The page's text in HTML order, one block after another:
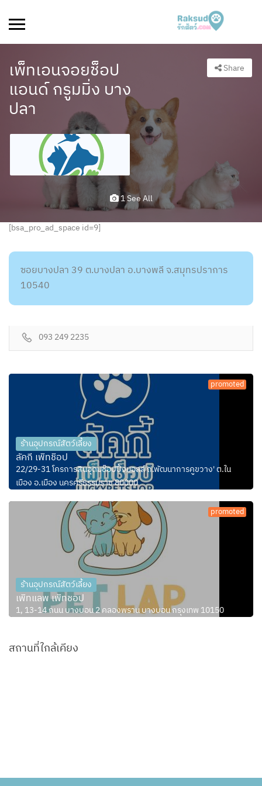
เพ็ทเอนจอยช็อป
แอนด์ กรูมมิ่ง บาง
ปลา
Share
1 See All
[bsa_pro_ad_space id=9]
ซอยบางปลา 39 ต.บางปลา อ.บางพลี จ.สมุทรปราการ
10540
093 249 2235
promoted
ร้านอุปกรณ์สัตว์เลี้ยง
ลัคกี้ เพ็ทช็อป
22/29-31 โครการสินอุดมช๊อปปิ้งมอลล์ ถ.พัฒนาการคูขวาง' ต.ใน
เมือง อ.เมือง นครศรีธรรมราช 80000
promoted
ร้านอุปกรณ์สัตว์เลี้ยง
เพ็ทแลพ เพ็ทชอป
1, 13-14 ถนน บางบอน 2 คลองพราน บางบอน กรุงเทพ 10150
สถานที่ใกล้เคียง